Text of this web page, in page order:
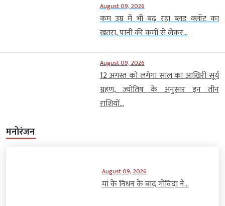
August 09, 2026
कम उम्र में भी बढ़ रहा ब्लड क्लॉट का
खतरा, पानी की कमी से लेकर...
August 09, 2026
12 अगस्त को लगेगा साल का आखिरी सूर्य
ग्रहण, ज्योतिष के अनुसार इन तीन
राशियों...
मनोरंजन
August 09, 2026
मां के निधन के बाद गोविंदा ने...